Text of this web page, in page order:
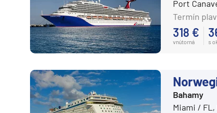
Kanárske ostrovy a
Karibik a Stredná Amerika
Bahamy
Južný Karibik
Kalifornia a Mexiko
Karibik a Stredná
Regent Seven Seas
Ritz-Carlton
Royal Caribbean Cruises
Seabourn
Silversea
TUI Cruises
Variety Cruises
Port
Termín
318 €
vnútorná s
Bahamy
Miami / FL,